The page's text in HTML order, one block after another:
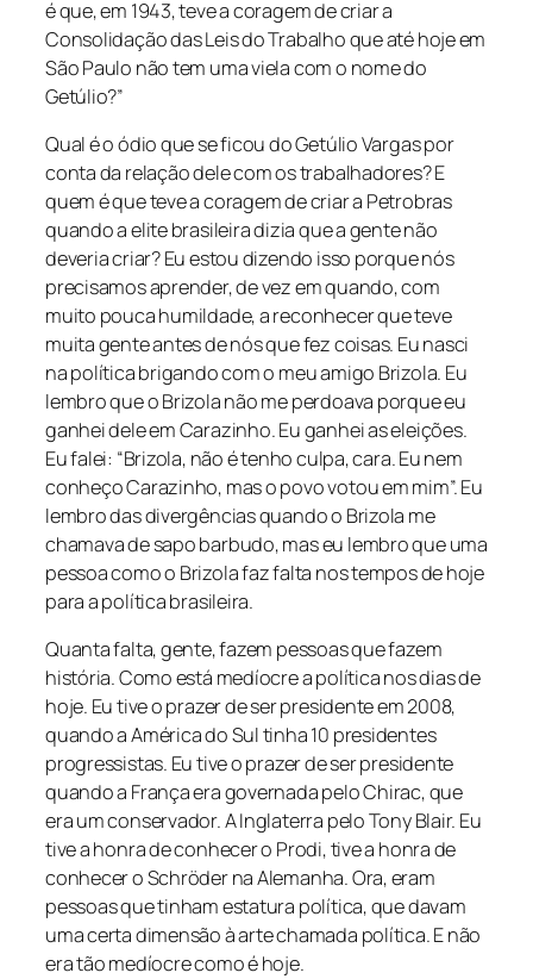
é que, em 1943, teve a coragem de criar a
Consolidação das Leis do Trabalho que até hoje em
São Paulo não tem uma viela com o nome do
Getúlio?”
Qual é o ódio que se ficou do Getúlio Vargas por
conta da relação dele com os trabalhadores? E
quem é que teve a coragem de criar a Petrobras
quando a elite brasileira dizia que a gente não
deveria criar? Eu estou dizendo isso porque nós
precisamos aprender, de vez em quando, com
muito pouca humildade, a reconhecer que teve
muita gente antes de nós que fez coisas. Eu nasci
na política brigando com o meu amigo Brizola. Eu
lembro que o Brizola não me perdoava porque eu
ganhei dele em Carazinho. Eu ganhei as eleições.
Eu falei: “Brizola, não é tenho culpa, cara. Eu nem
conheço Carazinho, mas o povo votou em mim”. Eu
lembro das divergências quando o Brizola me
chamava de sapo barbudo, mas eu lembro que uma
pessoa como o Brizola faz falta nos tempos de hoje
para a política brasileira.
Quanta falta, gente, fazem pessoas que fazem
história. Como está medíocre a política nos dias de
hoje. Eu tive o prazer de ser presidente em 2008,
quando a América do Sul tinha 10 presidentes
progressistas. Eu tive o prazer de ser presidente
quando a França era governada pelo Chirac, que
era um conservador. A Inglaterra pelo Tony Blair. Eu
tive a honra de conhecer o Prodi, tive a honra de
conhecer o Schröder na Alemanha. Ora, eram
pessoas que tinham estatura política, que davam
uma certa dimensão à arte chamada política. E não
era tão medíocre como é hoje.